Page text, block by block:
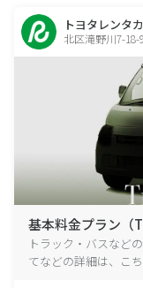
トヨタレンタ
北区滝野川7-18-9
基本料金プラン（
トラック・バスなど
てなどの詳細は、こ